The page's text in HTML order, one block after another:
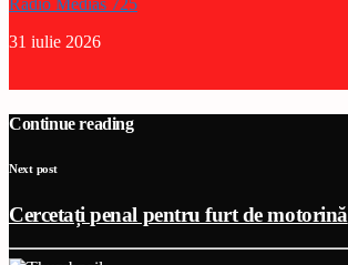
Radio Medias 725
31 iulie 2026
Continue reading
Next post
Cercetați penal pentru furt de motorină